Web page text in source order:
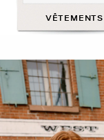
VÊTEMENTS